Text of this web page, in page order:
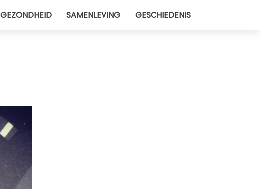
GEZONDHEID SAMENLEVING GESCHIEDENIS